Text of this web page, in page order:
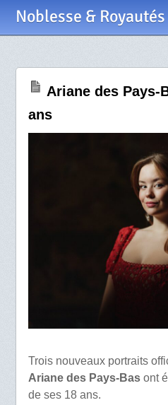
Noblesse & Royautés
Ariane des Pays-
ans
Trois nouveaux portraits
Ariane des Pays-Basont
de ses 18 ans.